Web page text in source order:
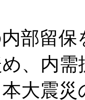
部留保
、内
大震